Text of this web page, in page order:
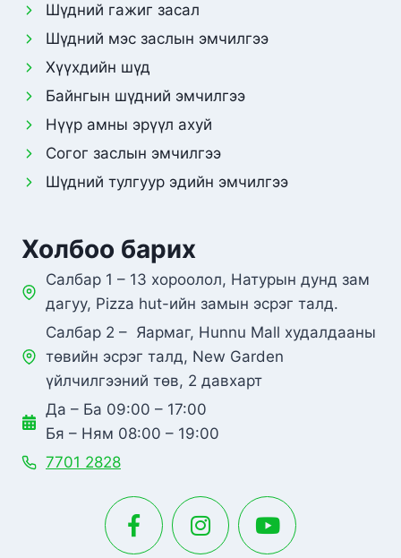
Шүдний гажиг засал
Шүдний мэс заслын эмчилгээ
Хүүхдийн шүд
Байнгын шүдний эмчилгээ
Нүүр амны эрүүл ахуй
Согог заслын эмчилгээ
Шүдний тулгуур эдийн эмчилгээ
Холбоо барих
Салбар 1 – 13 хороолол, Натурын дунд зам
дагуу, Pizza hut-ийн замын эсрэг талд.
Салбар 2 – Яармаг, Hunnu Mall худалдааны
төвийн эсрэг талд, New Garden
үйлчилгээний төв, 2 давхарт
Да – Ба 09:00 – 17:00
Бя – Ням 08:00 – 19:00
7701 2828